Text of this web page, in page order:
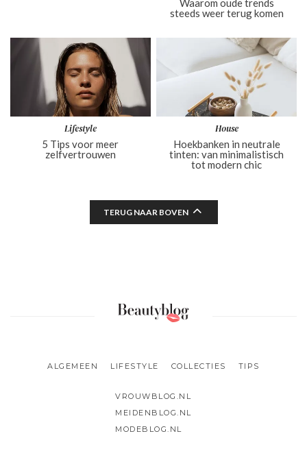
Waarom oude trends
steeds weer terug komen
Lifestyle
5 Tips voor meer
zelfvertrouwen
House
Hoekbanken in neutrale
tinten: van minimalistisch
tot modern chic
TERUG NAAR BOVEN
ALGEMEEN LIFESTYLE COLLECTIES TIPS
VROUWBLOG.NL
MEIDENBLOG.NL
MODEBLOG.NL